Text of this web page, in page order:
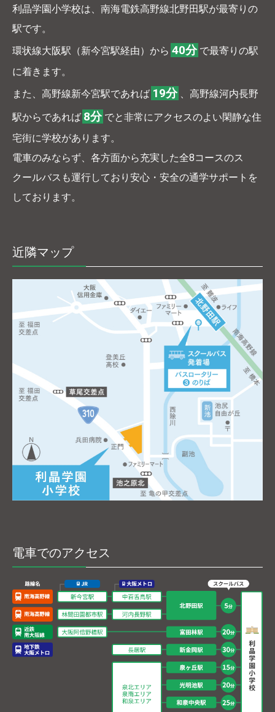
利晶学園小学校は、南海電鉄高野線北野田駅が最寄りの
駅です。
環状線大阪駅（新今宮駅経由）から 40分 で最寄りの駅
に着きます。
また、高野線新今宮駅であれば 19分
、高野線河内長野
駅からであれば 8分 でと非常にアクセスのよい閑静な住
宅街に学校があります。
電車のみならず、各方面から充実した全8コースのス
クールバスも運行しており安心・安全の通学サポートを
しております。
近隣マップ
電車でのアクセス